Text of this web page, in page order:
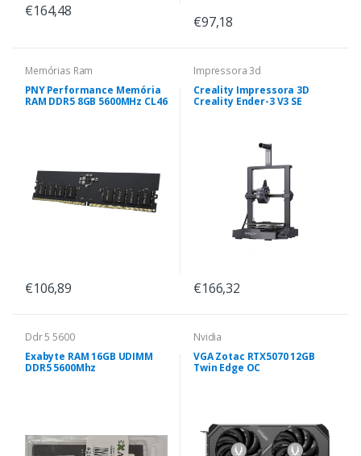
€164,48
€97,18
Memórias Ram
PNY Performance Memória
RAM DDR5 8GB 5600MHz CL46
€106,89
Impressora 3d
Creality Impressora 3D
Creality Ender-3 V3 SE
€166,32
Ddr 5 5600
Exabyte RAM 16GB UDIMM
DDR5 5600Mhz
Nvidia
VGA Zotac RTX5070 12GB
Twin Edge OC